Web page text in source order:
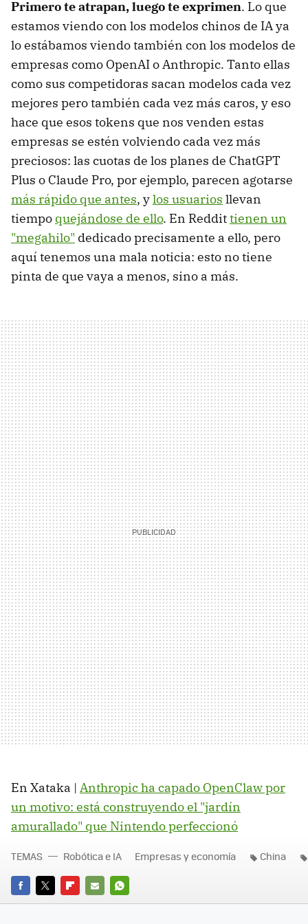
Primero te atrapan, luego te exprimen. Lo que
estamos viendo con los modelos chinos de IA ya
lo estábamos viendo también con los modelos de
empresas como OpenAI o Anthropic. Tanto ellas
como sus competidoras sacan modelos cada vez
mejores pero también cada vez más caros, y eso
hace que esos tokens que nos venden estas
empresas se estén volviendo cada vez más
preciosos: las cuotas de los planes de ChatGPT
Plus o Claude Pro, por ejemplo, parecen agotarse
más rápido que antes, ylos usuarios llevan
tiempo quejándose de ello. En Reddittienen un
"megahilo" dedicado precisamente a ello, pero
aquí tenemos una mala noticia: esto no tiene
pinta de que vaya a menos, sino a más.
En Xataka | Anthropic ha capado OpenClaw por
un motivo: está construyendo el "jardín
amurallado" que Nintendo perfeccionó
FACEBOOK
TWITTERFLIPBOARD
E-
WHATSAPP
TEMAS Robótica e IA Empresas y economía China